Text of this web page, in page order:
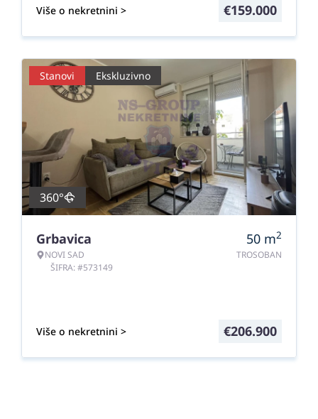
Više o nekretnini > €159.000
Stanovi Ekskluzivno
360°
Grbavica
NOVI SAD
ŠIFRA: #573149
50 m2
TROSOBAN
Više o nekretnini > €206.900